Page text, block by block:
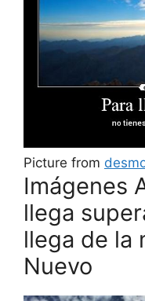
Picture from
Imágenes
llega
llega de la
Nuevo